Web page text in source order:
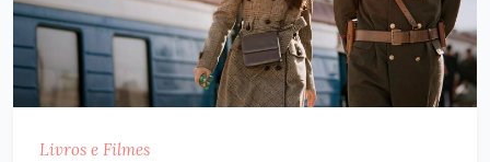
Livros e Filmes